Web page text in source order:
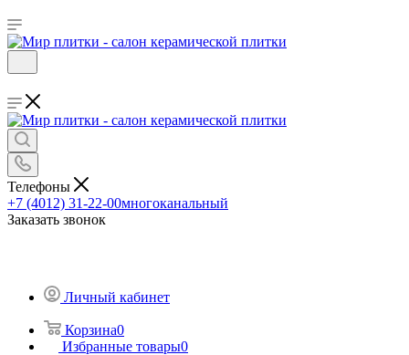
Телефоны
+7 (4012) 31-22-00многоканальный
Заказать звонок
Личный кабинет
Корзина0
Избранные товары0